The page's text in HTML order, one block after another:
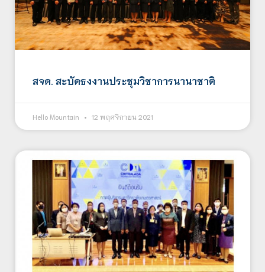
สจด. สะบัดธงงานประชุมวิชาการนานาชาติ
Hello Mountain 12 พฤศจิกายน 2021